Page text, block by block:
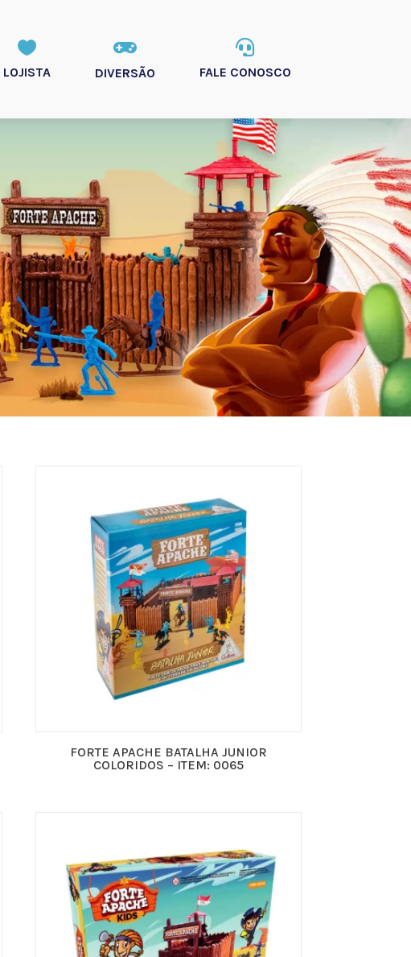

LOJISTA

DIVERSÃO

FALE CONOSCO
FORTE APACHE BATALHA JUNIOR
COLORIDOS – ITEM: 0065